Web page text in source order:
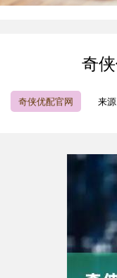
奇
奇侠优配官网 来